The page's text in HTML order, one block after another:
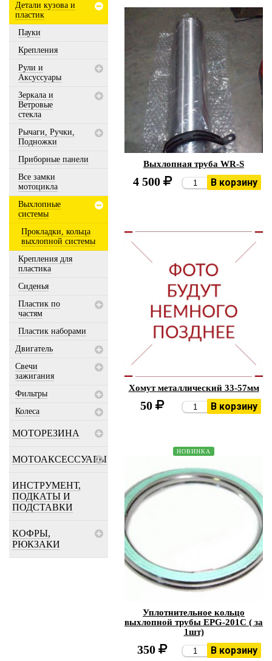
Детали кузова и
пластик
Пауки
Крепления
Рули и
Аксуссуары
Зеркала и
Ветровые
стекла
Рычаги, Ручки,
Подножки
Приборные панели
Все замки
мотоцикла
Выхлопные
системы
Прокладки, кольца
выхлопной системы
Крепления для
пластика
Сиденья
Пластик по
частям
Пластик наборами
Двигатель
Свечи
зажигания
Фильтры
Колеса
МОТОРЕЗИНА
МОТОАКСЕССУАРЫ
ИНСТРУМЕНТ,
ПОДКАТЫ И
ПОДСТАВКИ
КОФРЫ,
РЮКЗАКИ
Выхлопная труба WR-S
4 500 В корзину
Хомут металлический 33-57мм
50 В корзину
НОВИНКА
Уплотнительное кольцо
выхлопной трубы EPG-201C ( за
1шт)
350 В корзину